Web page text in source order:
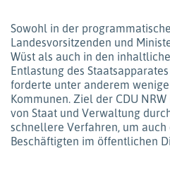
Sowohl in der
Landesvorsitzenden und
Wüst als auch in den
Entlastung des
forderte unter anderem
Kommunen. Ziel der CDU
von Staat und Verwaltung
schnellere Verfahren, um
Beschäftigten im öffentlichen